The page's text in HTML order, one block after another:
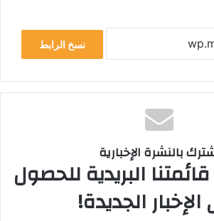
نسخ الرابط
بالنشرة الإخبارية
البريدية للحصول
الجديدة!